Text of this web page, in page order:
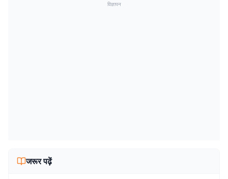
विज्ञापन
जरूर पढ़ें